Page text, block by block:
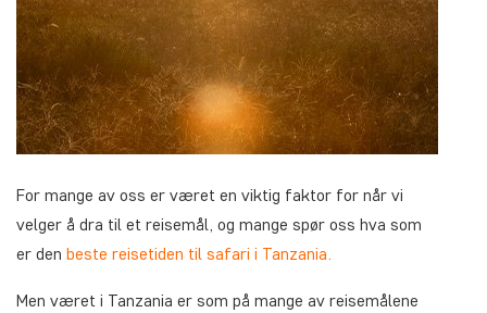
For mange av oss er været en viktig faktor for når vi
velger å dra til et reisemål, og mange spør oss hva som
er den beste reisetiden til safari i Tanzania.
Men været i Tanzania er som på mange av reisemålene